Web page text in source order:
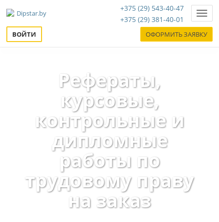
+375 (29) 543-40-47
+375 (29) 381-40-01
ВОЙТИ ОФОРМИТЬ ЗАЯВКУ
Рефераты,
курсовые,
контрольные и
дипломные
работы по
трудовому праву
на заказ